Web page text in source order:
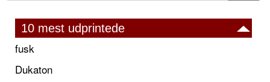
10 mest udprintede
fusk
Dukaton